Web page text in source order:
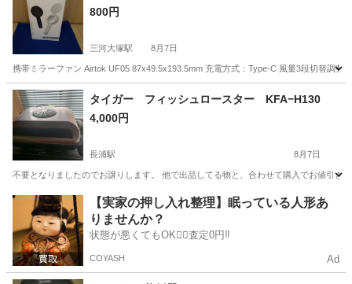
800円
三河大塚駅 8月7日
携帯ミラーファン Airtok UF05 87x49.5x193.5mm 充電方式：Type-C 風量3段切替調
愛知 蒲郡市 三河大塚駅
タイガー フィッシュロースター KFA−H130
4,000円
長浦駅 8月7日
不要となりましたのでお譲りします。 他で出品してる物と、合わせて購入でお値引き
愛知 知多市 長浦駅 キッチン家電
【実家の押し入れ整理】眠っている人形あ
りませんか？
状態が悪くてもOK🙆‍♀️査定0円‼️
COYASH Ad